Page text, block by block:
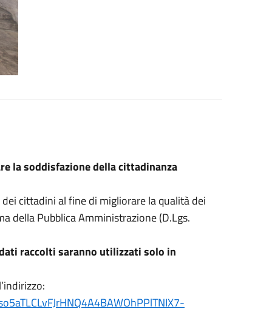
la soddisfazione della cittadinanza
cittadini al fine di migliorare la qualità dei
della Pubblica Amministrazione (D.Lgs.
raccolti saranno utilizzati solo in